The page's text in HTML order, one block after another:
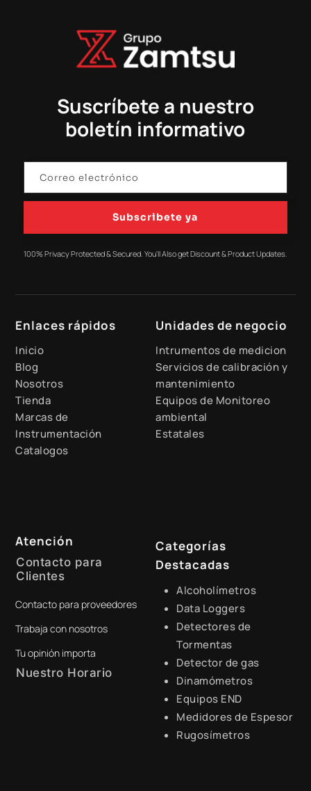
Suscríbete a nuestro
boletín informativo
Subscribete ya
100% Privacy Protected & Secured. You'll Also get Discount & Product Updates.
Enlaces rápidos
Inicio
Blog
Nosotros
Tienda
Marcas de
Instrumentación
Catalogos
Unidades de negocio
Intrumentos de medicion
Servicios de calibración y
mantenimiento
Equipos de Monitoreo
ambiental
Estatales
Atención
Contacto para
Clientes
+51 941 525 454
digital@zamtsu.com
Contacto para proveedores
Trabaja con nosotros
Tu opinión importa
Nuestro Horario
Categorías
Destacadas
Alcoholímetros
Data Loggers
Detectores de
Tormentas
Detector de gas
Dinamómetros
Equipos END
Medidores de Espesor
Rugosímetros